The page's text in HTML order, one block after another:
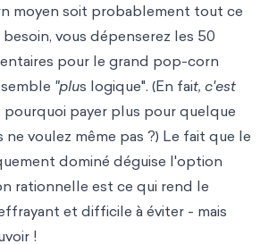
moyen soit probablement tout ce
vous dépenserez les 50
pour le grand pop-corn
"plus logique". (En fait, c'est
pourquoi payer plus pour quelque
ne voulez même pas ?) Le fait que le
dominé déguise l'option
rationnelle est ce qui rend le
et difficile à éviter - mais
!